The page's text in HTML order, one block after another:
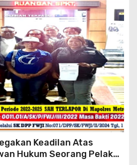
Keadilan Atas
Hukum Seorang Pelaku